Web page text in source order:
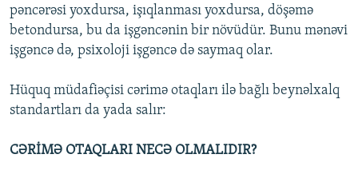
pəncərəsi yoxdursa, işıqlanması yoxdursa, döşəmə
betondursa, bu da işgəncənin bir növüdür. Bunu mənəvi
işgəncə də, psixoloji işgəncə də saymaq olar.
Hüquq müdafiəçisi cərimə otaqları ilə bağlı beynəlxalq
standartları da yada salır:
CƏRİMƏ OTAQLARI NECƏ OLMALIDIR?